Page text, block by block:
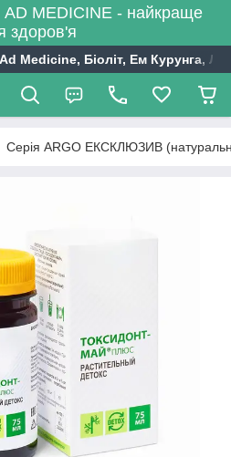
AD MEDICINE - найкраще
здоров'я
Medicine, Біоліт, Ем Курунга,
Серія ARGO ЕКСКЛЮЗИВ